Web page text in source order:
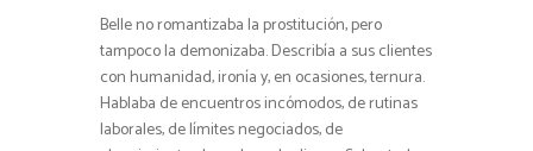
Belle no romantizaba la prostitución, pero
tampoco la demonizaba. Describía a sus clientes
con humanidad, ironía y, en ocasiones, ternura.
Hablaba de encuentros incómodos, de rutinas
laborales, de límites negociados, de